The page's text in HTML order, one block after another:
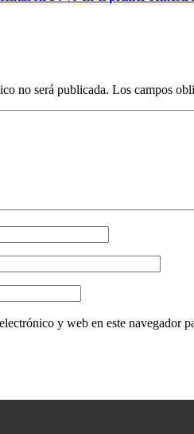
no será publicada. Los campos
y web en este navegador